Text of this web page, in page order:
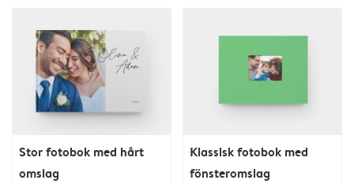
Stor fotobok med hårt
omslag
Klassisk fotobok med
fönsteromslag